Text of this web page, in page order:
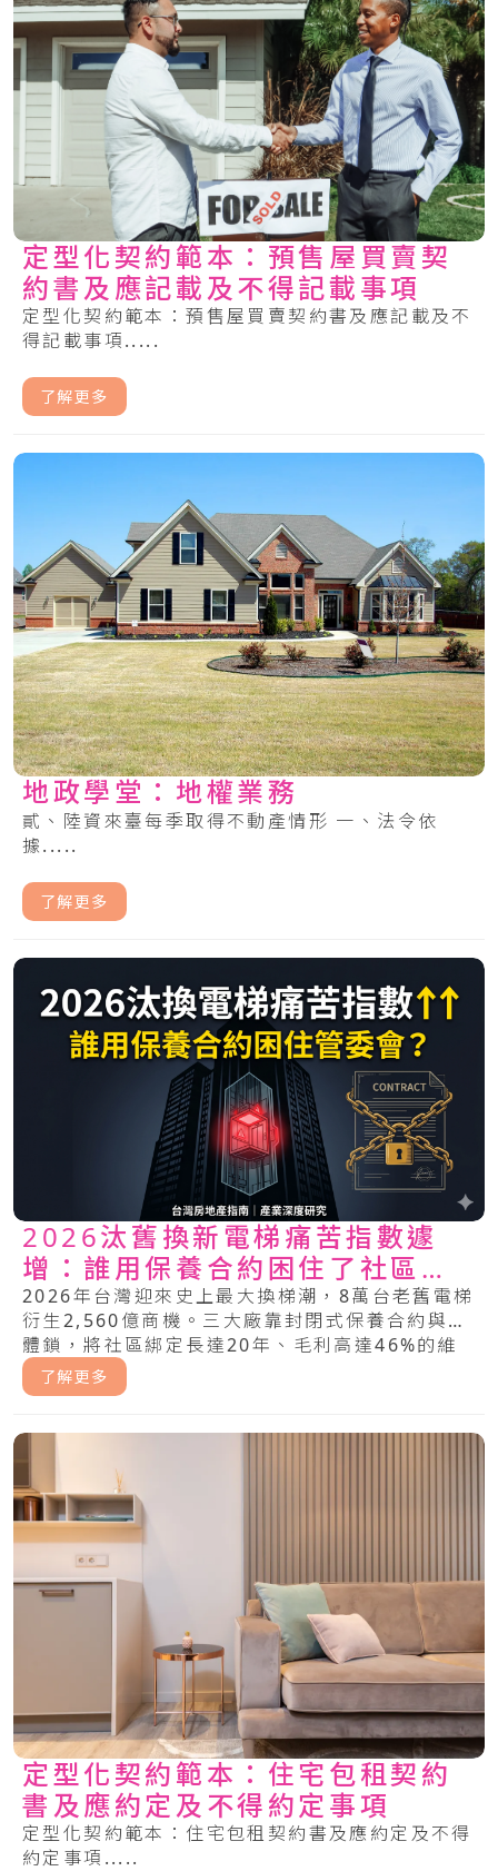
定型化契約範本：預售屋買賣契
約書及應記載及不得記載事項
定型化契約範本：預售屋買賣契約書及應記載及不
得記載事項.....
了解更多
地政學堂：地權業務
貳、陸資來臺每季取得不動產情形 一、法令依
據.....
了解更多
2026汰舊換新電梯痛苦指數遽
增：誰用保養合約困住了社區管
委會？
2026年台灣迎來史上最大換梯潮，8萬台老舊電梯
衍生2,560億商機。三大廠靠封閉式保養合約與軟
體鎖，將社區綁定長達20年、毛利高達46%的維
修暴利中。管委會該如何突破這場不平等的電梯困
局？.....
了解更多
定型化契約範本：住宅包租契約
書及應約定及不得約定事項
定型化契約範本：住宅包租契約書及應約定及不得
約定事項.....